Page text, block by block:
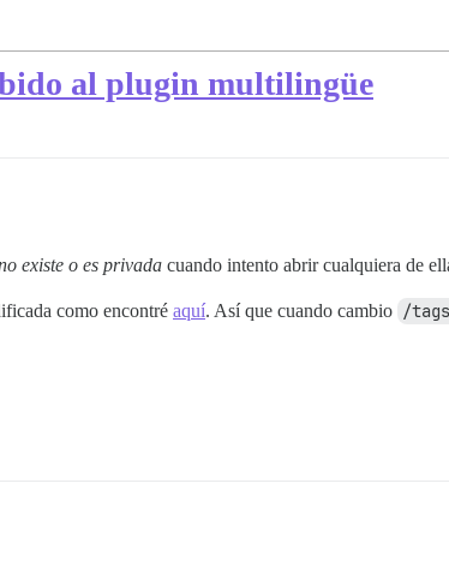
al plugin multilingüe
existe o es privada cuando intento abrir cualquiera de
como encontré aquí. Así que cuando cambio /